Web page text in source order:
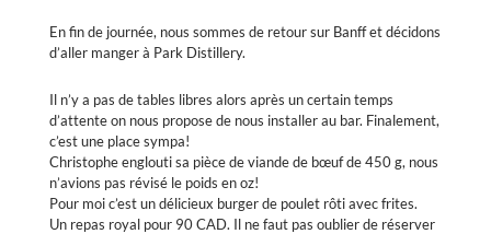
En fin de journée, nous sommes de retour sur Banff et décidons
d’aller manger à Park Distillery.
Il n’y a pas de tables libres alors après un certain temps
d’attente on nous propose de nous installer au bar. Finalement,
c’est une place sympa!
Christophe englouti sa pièce de viande de bœuf de 450 g, nous
n’avions pas révisé le poids en oz!
Pour moi c’est un délicieux burger de poulet rôti avec frites.
Un repas royal pour 90 CAD. Il ne faut pas oublier de réserver